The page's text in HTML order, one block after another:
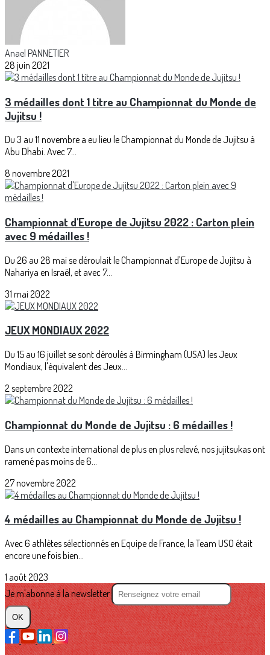
Anael PANNETIER
28 juin 2021
3 médailles dont 1 titre au Championnat du Monde de
Jujitsu !
Du 3 au 11 novembre a eu lieu le Championnat du Monde de Jujitsu à
Abu Dhabi. Avec 7...
8 novembre 2021
Championnat d'Europe de Jujitsu 2022 : Carton plein
avec 9 médailles !
Du 26 au 28 mai se déroulait le Championnat d'Europe de Jujitsu à
Nahariya en Israël, et avec 7...
31 mai 2022
JEUX MONDIAUX 2022
Du 15 au 16 juillet se sont déroulés à Birmingham (USA) les Jeux
Mondiaux, l'équivalent des Jeux...
2 septembre 2022
Championnat du Monde de Jujitsu : 6 médailles !
Dans un contexte international de plus en plus relevé, nos jujitsukas ont
ramené pas moins de 6...
27 novembre 2022
4 médailles au Championnat du Monde de Jujitsu !
Avec 6 athlètes sélectionnés en Equipe de France, la Team USO était
encore une fois bien...
1 août 2023
Je m'abonne à la newsletter
OK